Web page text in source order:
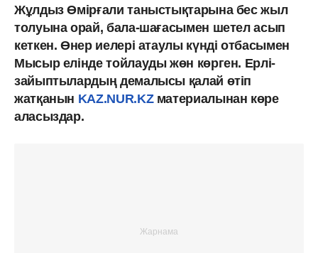
Жұлдыз Өмірғали таныстықтарына бес жыл
толуына орай, бала-шағасымен шетел асып
кеткен. Өнер иелері атаулы күнді отбасымен
Мысыр елінде тойлауды жөн көрген. Ерлі-
зайыптылардың демалысы қалай өтіп
жатқанын KAZ.NUR.KZматериалынан көре
аласыздар.